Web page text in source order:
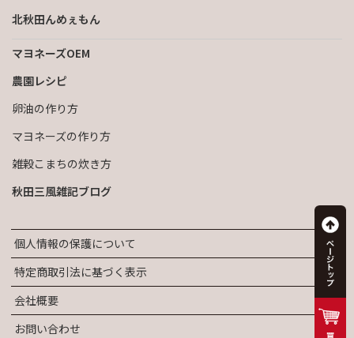
北秋田んめぇもん
マヨネーズOEM
農園レシピ
卵油の作り方
マヨネーズの作り方
雑穀こまちの炊き方
秋田三風雑記ブログ
個人情報の保護について
特定商取引法に基づく表示
会社概要
お問い合わせ